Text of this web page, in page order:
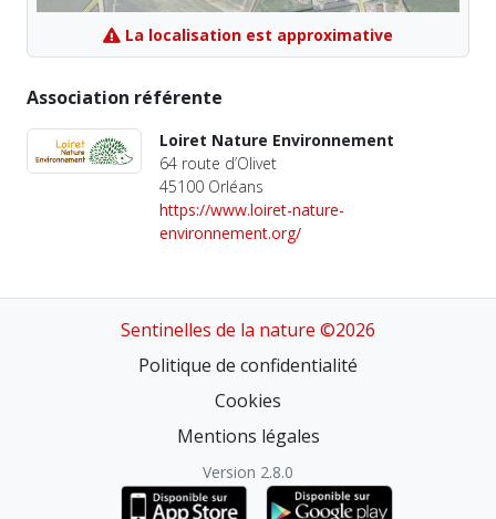
La localisation est approximative
Association référente
Loiret Nature Environnement
64 route d’Olivet
45100 Orléans
https://www.loiret-nature-
environnement.org/
Sentinelles de la nature ©2026
Politique de confidentialité
Cookies
Mentions légales
Version 2.8.0